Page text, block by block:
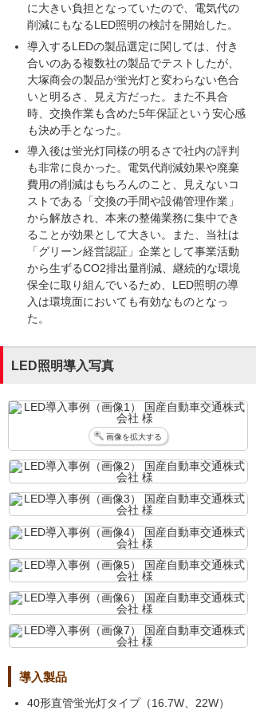
に大きい負担となっていたので、電気代の
削減にもなるLED照明の検討を開始した。
導入するLEDの製品選定に関しては、付き
合いのある複数社の製品でテストしたが、
大塚商会の製品が蛍光灯と変わらない色合
いと明るさ、見え方だった。また不具合
時、交換作業も含めた5年保証という安心感
も決め手となった。
導入後は蛍光灯同様の明るさで社内の評判
も非常に良かった。電気代削減効果や廃棄
費用の削減はもちろんのこと、見えないコ
ストである「交換の手間や設備管理作業」
から解放され、本来の整備業務に集中でき
ることが効果として大きい。また、当社は
「グリーン経営認証」企業として事業活動
から生ずるCO2排出量削減、継続的な環境
保全に取り組んでいるため、LED照明の導
入は環境面においても有効なものとなっ
た。
LED照明導入写真
画像を拡大する
導入製品
40形直管蛍光灯タイプ（16.7W、22W）